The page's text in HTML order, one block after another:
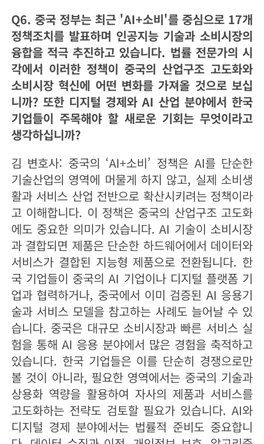
Q6. 중국 정부는 최근 'AI+소비'를 중심으로 17개
정책조치를 발표하며 인공지능 기술과 소비시장의
융합을 적극 추진하고 있습니다. 법률 전문가의 시
각에서 이러한 정책이 중국의 산업구조 고도화와
소비시장 혁신에 어떤 변화를 가져올 것으로 보십
니까? 또한 디지털 경제와 AI 산업 분야에서 한국
기업들이 주목해야 할 새로운 기회는 무엇이라고
생각하십니까?
김 변호사: 중국의 ‘AI+소비’ 정책은 AI를 단순한
기술산업의 영역에 머물게 하지 않고, 실제 소비생
활과 서비스 산업 전반으로 확산시키려는 정책이라
고 이해합니다. 이 정책은 중국의 산업구조 고도화
에도 중요한 의미가 있습니다. AI 기술이 소비시장
과 결합되면 제품은 단순한 하드웨어에서 데이터와
서비스가 결합된 지능형 제품으로 전환됩니다. 한
국 기업들이 중국의 AI 기업이나 디지털 플랫폼 기
업과 협력하거나, 중국에서 이미 검증된 AI 응용기
술과 서비스 모델을 참고하는 사례도 늘어날 수 있
습니다. 중국은 대규모 소비시장과 빠른 서비스 실
험을 통해 AI 응용 분야에서 많은 경험을 축적하고
있습니다. 한국 기업들은 이를 단순히 경쟁으로만
볼 것이 아니라, 필요한 영역에서는 중국의 기술과
상용화 역량을 활용하여 자사의 제품과 서비스를
고도화하는 전략도 검토할 필요가 있습니다. AI와
디지털 경제 분야에서는 법률적 준비도 중요합니